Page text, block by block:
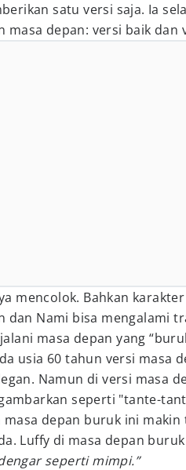
satu versi saja. Ia
masa depan: versi baik dan
mencolok. Bahkan
dan Nami bisa mengalami
masa depan yang
usia 60 tahun versi masa
Namun di versi masa
seperti "tante-
masa depan buruk ini
Luffy di masa depan
seperti mimpi.”